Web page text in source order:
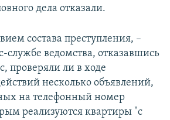
дела отказали.
состава преступления, –
службе ведомства, отказавшись
проверяли ли в ходе
несколько объявлений,
на телефонный номер
реализуются квартиры "с